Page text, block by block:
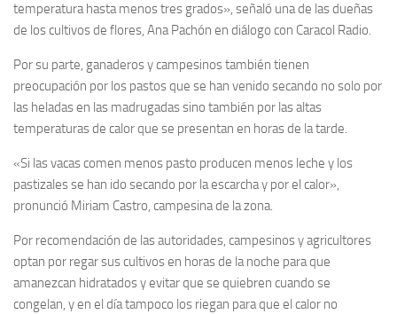
temperatura hasta menos tres grados», señaló una de las dueñas
de los cultivos de flores, Ana Pachón en diálogo con Caracol Radio.
Por su parte, ganaderos y campesinos también tienen
preocupación por los pastos que se han venido secando no solo por
las heladas en las madrugadas sino también por las altas
temperaturas de calor que se presentan en horas de la tarde.
«Si las vacas comen menos pasto producen menos leche y los
pastizales se han ido secando por la escarcha y por el calor»,
pronunció Miriam Castro, campesina de la zona.
Por recomendación de las autoridades, campesinos y agricultores
optan por regar sus cultivos en horas de la noche para que
amanezcan hidratados y evitar que se quiebren cuando se
congelan, y en el día tampoco los riegan para que el calor no